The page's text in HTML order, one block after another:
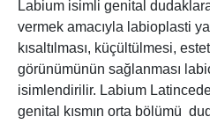
Labium isimli genital
vermek amacıyla labioplasti
kısaltılması, küçültülmesi,
görünümünün sağlanması
isimlendirilir. Labium
genital kısmın orta bölümü